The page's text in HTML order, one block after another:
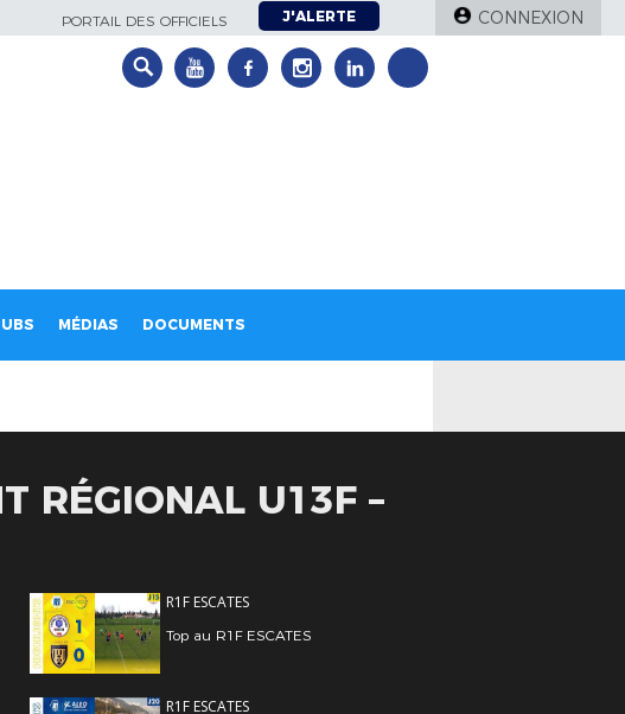
PORTAIL DES OFFICIELS J'ALERTE CONNEXION
MÉDIAS DOCUMENTS
RÉGIONAL U13F –
R1F ESCATES
Top au R1F ESCATES
R1F ESCATES